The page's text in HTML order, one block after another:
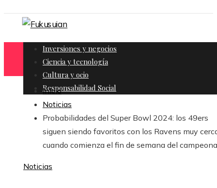
Inversiones y negocios
Ciencia y tecnología
Cultura y ocio
Responsabilidad Social
Inicio
Noticias
Probabilidades del Super Bowl 2024: los 49ers
siguen siendo favoritos con los Ravens muy
cuando comienza el fin de semana del
Noticias